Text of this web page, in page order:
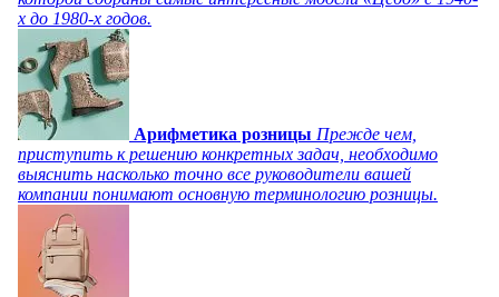
х до 1980-х годов.
Арифметика розницы Прежде чем,
приступить к решению конкретных задач, необходимо
выяснить насколько точно все руководители вашей
компании понимают основную терминологию розницы.